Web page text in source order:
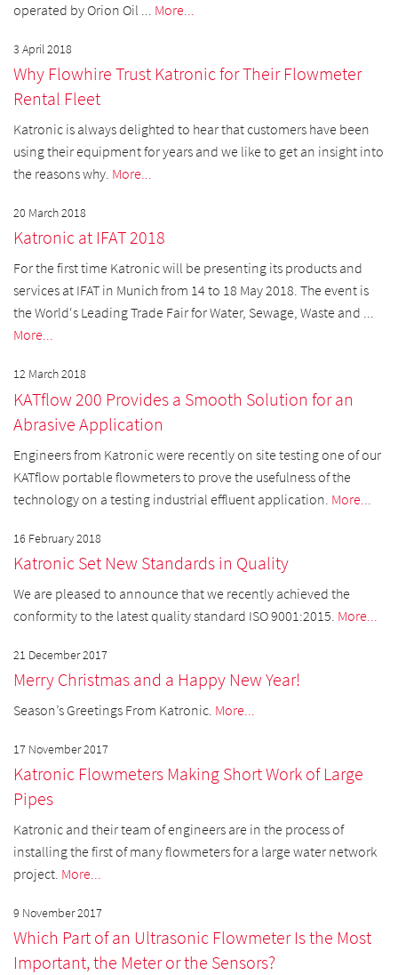
operated by Orion Oil ... More...
3 April 2018
Why Flowhire Trust Katronic for Their Flowmeter
Rental Fleet
Katronic is always delighted to hear that customers have been
using their equipment for years and we like to get an insight into
the reasons why. More...
20 March 2018
Katronic at IFAT 2018
For the first time Katronic will be presenting its products and
services at IFAT in Munich from 14 to 18 May 2018. The event is
the World‘s Leading Trade Fair for Water, Sewage, Waste and ...
More...
12 March 2018
KATflow 200 Provides a Smooth Solution for an
Abrasive Application
Engineers from Katronic were recently on site testing one of our
KATflow portable flowmeters to prove the usefulness of the
technology on a testing industrial effluent application. More...
16 February 2018
Katronic Set New Standards in Quality
We are pleased to announce that we recently achieved the
conformity to the latest quality standard ISO 9001:2015. More...
21 December 2017
Merry Christmas and a Happy New Year!
Season’s Greetings From Katronic. More...
17 November 2017
Katronic Flowmeters Making Short Work of Large
Pipes
Katronic and their team of engineers are in the process of
installing the first of many flowmeters for a large water network
project. More...
9 November 2017
Which Part of an Ultrasonic Flowmeter Is the Most
Important, the Meter or the Sensors?